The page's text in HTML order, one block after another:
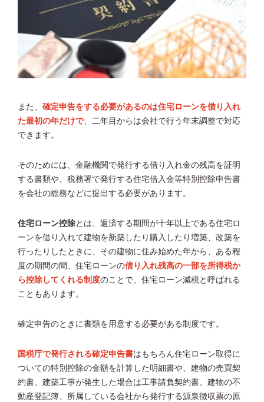
また、 確定申告をする必要があるのは住宅ローンを借り入れ
た最初の年だけで、二年目からは会社で行う年末調整で対応
できます。
そのためには、金融機関で発行する借り入れ金の残高を証明
する書類や、税務署で発行する住宅借入金等特別控除申告書
を会社の総務などに提出する必要があります。
住宅ローン控除とは、返済する期間が十年以上である住宅ロ
ーンを借り入れて建物を新築したり購入したり増築、改築を
行ったりしたときに、その建物に住み始めた年から、ある程
度の期間の間、住宅ローンの借り入れ残高の一部を所得税か
ら控除してくれる制度のことで、住宅ローン減税と呼ばれる
こともあります。
確定申告のときに書類を用意する必要がある制度です。
国税庁で発行される確定申告書はもちろん住宅ローン取得に
ついての特別控除の金額を計算した明細書や、建物の売買契
約書、建築工事が発生した場合は工事請負契約書、建物の不
動産登記簿、所属している会社から発行する源泉徴収票の原